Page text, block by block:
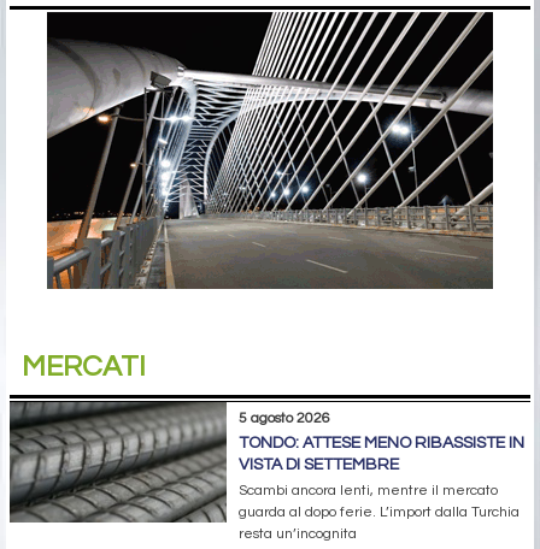
MERCATI
5 agosto 2026
TONDO: ATTESE MENO RIBASSISTE IN
VISTA DI SETTEMBRE
Scambi ancora lenti, mentre il mercato
guarda al dopo ferie. L’import dalla Turchia
resta un’incognita